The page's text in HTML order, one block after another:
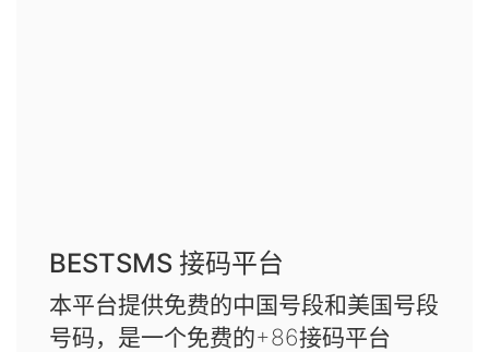
BESTSMS 接码平台
本平台提供免费的中国号段和美国号段
号码，是一个免费的+86接码平台